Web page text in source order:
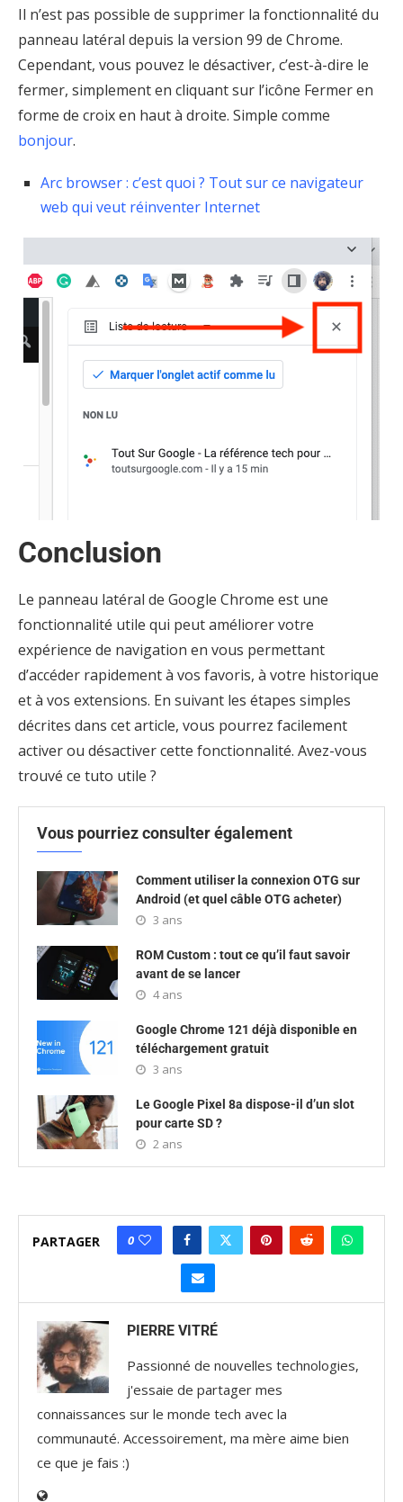
Il n’est pas possible de supprimer la fonctionnalité du
panneau latéral depuis la version 99 de Chrome.
Cependant, vous pouvez le désactiver, c’est-à-dire le
fermer, simplement en cliquant sur l’icône Fermer en
forme de croix en haut à droite. Simple comme
bonjour.
Arc browser : c’est quoi ? Tout sur ce navigateur
web qui veut réinventer Internet
Conclusion
Le panneau latéral de Google Chrome est une
fonctionnalité utile qui peut améliorer votre
expérience de navigation en vous permettant
d’accéder rapidement à vos favoris, à votre historique
et à vos extensions. En suivant les étapes simples
décrites dans cet article, vous pourrez facilement
activer ou désactiver cette fonctionnalité. Avez-vous
trouvé ce tuto utile ?
Vous pourriez consulter également
Comment utiliser la connexion OTG sur
Android (et quel câble OTG acheter)
3 ans
ROM Custom : tout ce qu’il faut savoir
avant de se lancer
4 ans
Google Chrome 121 déjà disponible en
téléchargement gratuit
3 ans
Le Google Pixel 8a dispose-il d’un slot
pour carte SD ?
2 ans
PARTAGER 0
PIERRE VITRÉ
Passionné de nouvelles technologies,
j'essaie de partager mes
connaissances sur le monde tech avec la
communauté. Accessoirement, ma mère aime bien
ce que je fais :)